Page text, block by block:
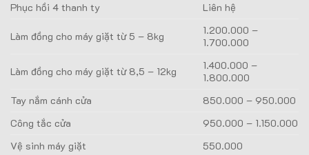
Phục hồi 4 thanh ty
Liên hệ
Làm đồng cho máy giặt từ 5 – 8kg
1.200.000 –
1.700.000
Làm đồng cho máy giặt từ 8,5 – 12kg
1.400.000 –
1.800.000
Tay nắm cánh cửa
850.000 – 950.000
Công tắc cửa
950.000 – 1.150.000
Vệ sinh máy giặt
550.000